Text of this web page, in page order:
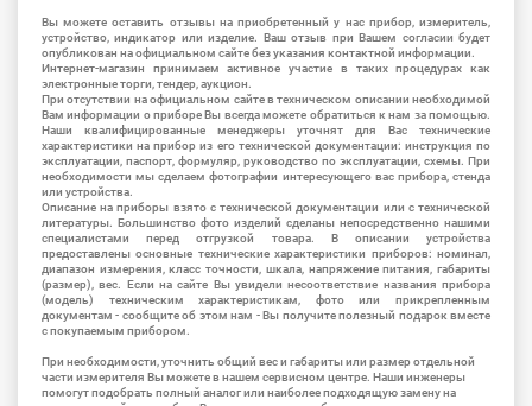
Вы можете оставить отзывы на приобретенный у нас прибор, измеритель,
устройство, индикатор или изделие. Ваш отзыв при Вашем согласии будет
опубликован на официальном сайте без указания контактной информации.
Интернет-магазин принимаем активное участие в таких процедурах как
электронные торги, тендер, аукцион.
При отсутствии на официальном сайте в техническом описании необходимой
Вам информации о приборе Вы всегда можете обратиться к нам за помощью.
Наши квалифицированные менеджеры уточнят для Вас технические
характеристики на прибор из его технической документации: инструкция по
эксплуатации, паспорт, формуляр, руководство по эксплуатации, схемы. При
необходимости мы сделаем фотографии интересующего вас прибора, стенда
или устройства.
Описание на приборы взято с технической документации или с технической
литературы. Большинство фото изделий сделаны непосредственно нашими
специалистами перед отгрузкой товара. В описании устройства
предоставлены основные технические характеристики приборов: номинал,
диапазон измерения, класс точности, шкала, напряжение питания, габариты
(размер), вес. Если на сайте Вы увидели несоответствие названия прибора
(модель) техническим характеристикам, фото или прикрепленным
документам - сообщите об этом нам - Вы получите полезный подарок вместе
с покупаемым прибором.
При необходимости, уточнить общий вес и габариты или размер отдельной
части измерителя Вы можете в нашем сервисном центре. Наши инженеры
помогут подобрать полный аналог или наиболее подходящую замену на